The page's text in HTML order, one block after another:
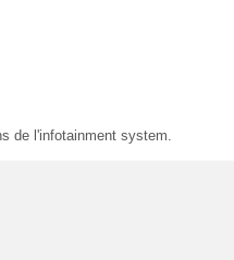
de l'infotainment system.